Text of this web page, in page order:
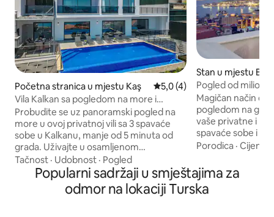
Početna stranica u mjestu Kaş prosječna ocjena 5,0 od 5,
5,0 (4)
Vila Kalkan sa pogledom na more i
privatnim prelivnim bazenom
Probudite se uz panoramski pogled na
more u ovoj privatnoj vili sa 3 spavaće
sobe u Kalkanu, manje od 5 minuta od
grada. Uživajte u osamljenom
beskonačnom bazenu od 10 m,
terasama za sunčanje, kvalitetnim
ležaljkama, trpezariji na otvorenom,
roštilju od cigle i stonom tenisu. Opustite
Tačnost · Udobnost · Pogled
Stan u mjestu
Pogled od milion
terasa, stil
Magičan način da
pogledom na
vaše privatne i
spavaće sobe i
veoma poseban
u blizini tornja Galata.
balansom
savremenih
Porodica ·Cijena
Popularni sadržaji u smještajima za
odmor na lokaciji Turska